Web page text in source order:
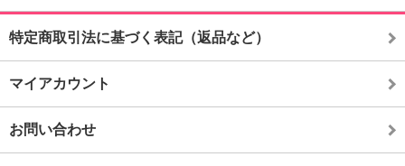
特定商取引法に基づく表記（返品など）
マイアカウント
お問い合わせ